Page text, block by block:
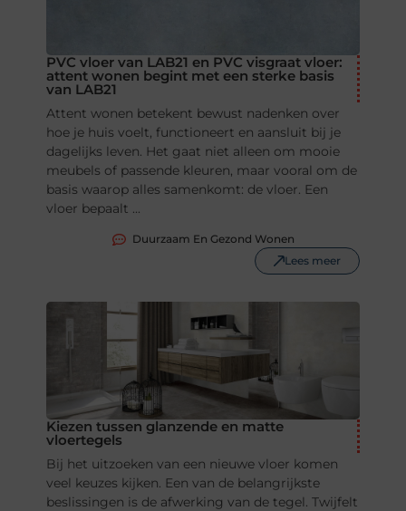
PVC vloer van LAB21 en PVC visgraat vloer:
attent wonen begint met een sterke basis
van LAB21
Attent wonen betekent bewust nadenken over
hoe je huis voelt, functioneert en aansluit bij je
dagelijks leven. Het gaat niet alleen om mooie
meubels of passende kleuren, maar vooral om de
basis waarop alles samenkomt: de vloer. Een
vloer bepaalt ...
Duurzaam En Gezond Wonen
Lees meer
Kiezen tussen glanzende en matte
vloertegels
Bij het uitzoeken van een nieuwe vloer komen
veel keuzes kijken. Een van de belangrijkste
beslissingen is de afwerking van de tegel. Twijfelt